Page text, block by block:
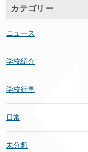
カテゴリー
ニュース
学校紹介
学校行事
日常
未分類